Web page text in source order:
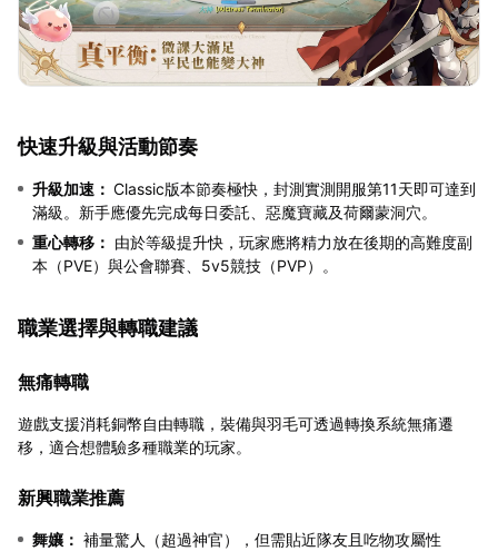
快速升級與活動節奏
升級加速： Classic版本節奏極快，封測實測開服第11天即可達到
滿級。新手應優先完成每日委託、惡魔寶藏及荷爾蒙洞穴。
重心轉移： 由於等級提升快，玩家應將精力放在後期的高難度副
本（PVE）與公會聯賽、5v5競技（PVP）。
職業選擇與轉職建議
無痛轉職
遊戲支援消耗銅幣自由轉職，裝備與羽毛可透過轉換系統無痛遷
移，適合想體驗多種職業的玩家。
新興職業推薦
舞孃： 補量驚人（超過神官），但需貼近隊友且吃物攻屬性